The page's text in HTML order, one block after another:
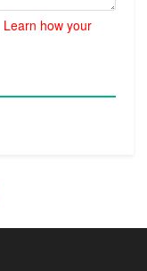
Learn how your